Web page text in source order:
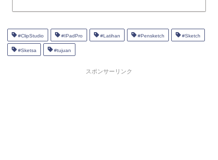
#ClipStudio #IPadPro #Latihan #Pensketch #Sketch
#Sketsa #tujuan
スポンサーリンク